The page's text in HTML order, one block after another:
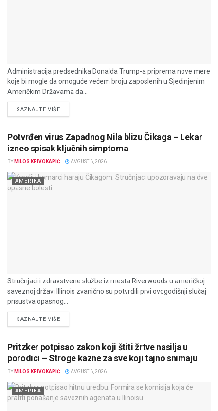
Administracija predsednika Donalda Trump-a priprema nove mere
koje bi mogle da omoguće većem broju zaposlenih u Sjedinjenim
Američkim Državama da...
SAZNAJTE VIŠEDETAILS
Potvrđen virus Zapadnog Nila blizu Čikaga – Lekar
izneo spisak ključnih simptoma
BY MILOS KRIVOKAPIĆ AVGUST 6, 2026
AMERIKA
Stručnjaci i zdravstvene službe iz mesta Riverwoods u američkoj
saveznoj državi Illinois zvanično su potvrdili prvi ovogodišnji slučaj
prisustva opasnog...
SAZNAJTE VIŠEDETAILS
Pritzker potpisao zakon koji štiti žrtve nasilja u
porodici – Stroge kazne za sve koji tajno snimaju
BY MILOS KRIVOKAPIĆ AVGUST 6, 2026
AMERIKA